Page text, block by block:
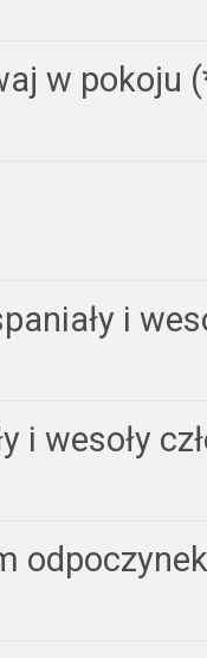
w pokoju
i
i wesoły
odpoczynek